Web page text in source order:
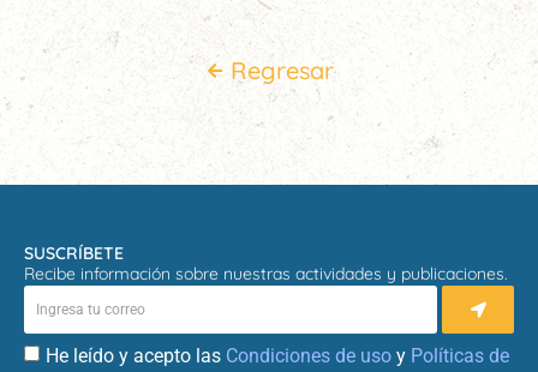
Regresar
SUSCRÍBETE
Recibe información sobre nuestras actividades y publicaciones.
He leído y acepto las Condiciones de uso y Políticas de